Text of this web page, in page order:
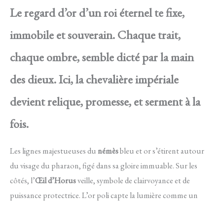
Le regard d’or d’un roi éternel te fixe,
immobile et souverain. Chaque trait,
chaque ombre, semble dicté par la main
des dieux. Ici, la chevalière impériale
devient relique, promesse, et serment à la
fois.
Les lignes majestueuses dunémèsbleu et or s’étirent autour
du visage du pharaon, figé dans sa gloire immuable. Sur les
côtés, l’Œil d’Horusveille, symbole de clairvoyance et de
puissance protectrice. L’or poli capte la lumière comme un